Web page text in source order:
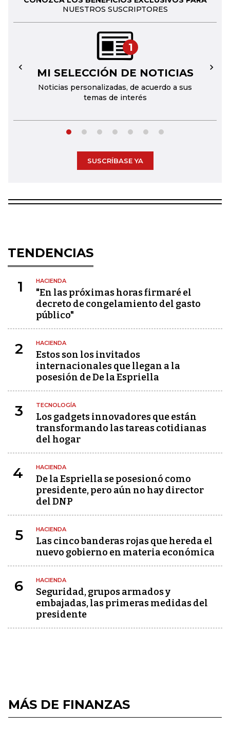
NUESTROS SUSCRIPTORES
1
MI SELECCIÓN DE NOTICIAS
Noticias personalizadas, de acuerdo a sus
temas de interés
← →
SUSCRÍBASE YA
TENDENCIAS
1 HACIENDA
"En las próximas horas firmaré el
decreto de congelamiento del gasto
público"
2 HACIENDA
Estos son los invitados
internacionales que llegan a la
posesión de De la Espriella
3 TECNOLOGÍA
Los gadgets innovadores que están
transformando las tareas cotidianas
del hogar
4 HACIENDA
De la Espriella se posesionó como
presidente, pero aún no hay director
del DNP
5 HACIENDA
Las cinco banderas rojas que hereda el
nuevo gobierno en materia económica
6 HACIENDA
Seguridad, grupos armados y
embajadas, las primeras medidas del
presidente
MÁS DE FINANZAS